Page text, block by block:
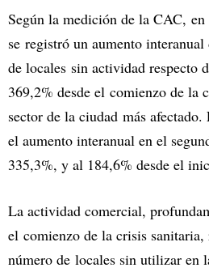
Según la medición de la CAC, en
se registró un aumento
de locales sin actividad respecto
369,2% desde el comienzo de la
sector de la ciudad más afectado.
el aumento interanual en el
335,3%, y al 184,6% desde el
La actividad comercial,
el comienzo de la crisis
número de locales sin utilizar en